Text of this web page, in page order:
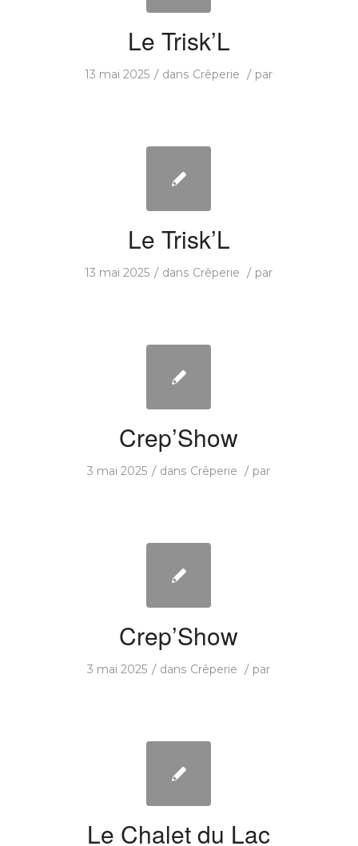
Le Trisk’L
13 mai 2025 / dans Crêperie / par
Le Trisk’L
13 mai 2025 / dans Crêperie / par
Crep’Show
3 mai 2025 / dans Crêperie / par
Crep’Show
3 mai 2025 / dans Crêperie / par
Le Chalet du Lac